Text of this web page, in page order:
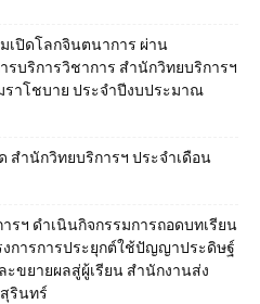
เปิดโลกจินตนาการ ผ่าน
รบริการวิชาการ สำนักวิทยบริการฯ
าโชบาย ประจำปีงบประมาณ
สำนักวิทยบริการฯ ประจำเดือน
รฯ ดำเนินกิจกรรมการถอดบทเรียน
การการประยุกต์ใช้ปัญญาประดิษฐ์
ะขยายผลสู่ผู้เรียน สำนักงานส่ง
รินทร์